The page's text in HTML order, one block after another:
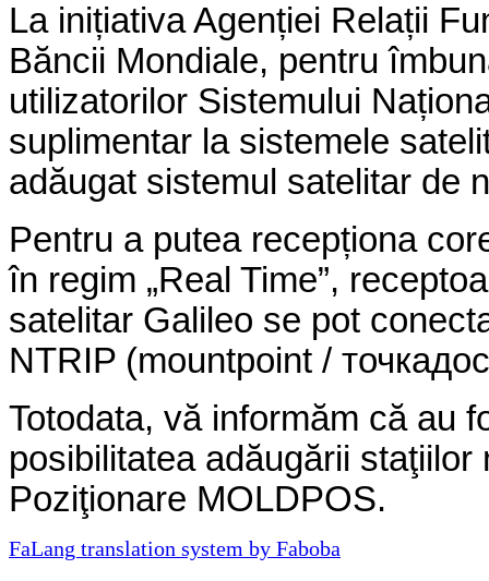
La inițiativa Agenției Relații
Băncii Mondiale, pentru
utilizatorilor Sistemului
suplimentar la sistemele
adăugat sistemul satelitar de
Pentru a putea recepționa
în regim „Real Time”,
satelitar Galileo se pot
NTRIP (mountpoint / точка
Totodata, vă informăm că au
posibilitatea adăugării
Poziţionare MOLDPOS.
FaLang translation system by Faboba